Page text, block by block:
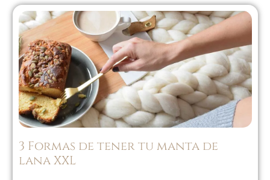
3 Formas de tener tu manta de
lana XXL